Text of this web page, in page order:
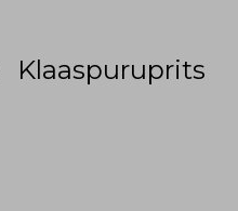
Klaaspuruprits